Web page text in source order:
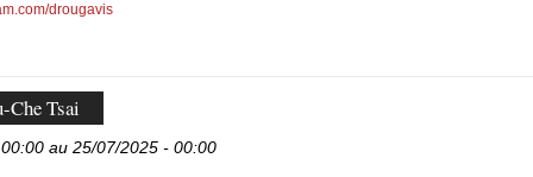
drougavis
Che Tsai
au 25/07/2025 - 00:00